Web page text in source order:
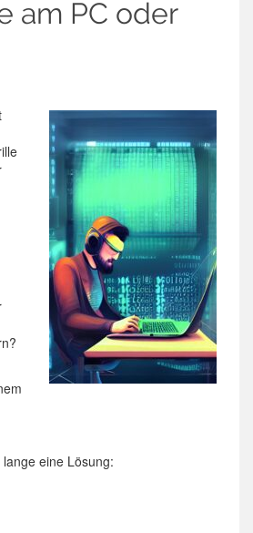
am PC oder
eine Lösung: